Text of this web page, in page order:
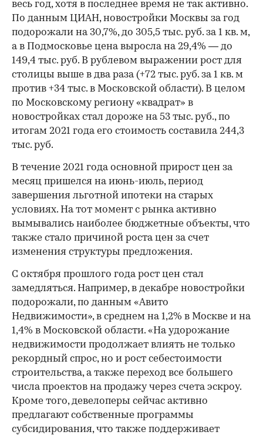
весь год, хотя в последнее время не так активно.
По данным ЦИАН, новостройки Москвы за год
подорожали на 30,7%, до 305,5 тыс. руб. за 1 кв. м,
а в Подмосковье цена выросла на 29,4% — до
149,4 тыс. руб. В рублевом выражении рост для
столицы выше в два раза (+72 тыс. руб. за 1 кв. м
против +34 тыс. в Московской области). В целом
по Московскому региону «квадрат» в
новостройках стал дороже на 53 тыс. руб., по
итогам 2021 года его стоимость составила 244,3
тыс. руб.
В течение 2021 года основной прирост цен за
месяц пришелся на июнь-июль, период
завершения льготной ипотеки на старых
условиях. На тот момент с рынка активно
вымывались наиболее бюджетные объекты, что
также стало причиной роста цен за счет
изменения структуры предложения.
С октября прошлого года рост цен стал
замедляться. Например, в декабре новостройки
подорожали, по данным «Авито
Недвижимости», в среднем на 1,2% в Москве и на
1,4% в Московской области. «На удорожание
недвижимости продолжает влиять не только
рекордный спрос, но и рост себестоимости
строительства, а также переход все большего
числа проектов на продажу через счета эскроу.
Кроме того, девелоперы сейчас активно
предлагают собственные программы
субсидирования, что также поддерживает